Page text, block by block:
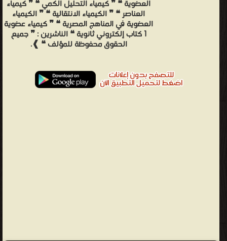
العضوية ❝ ❞ كيمياء التحليل الكمي ❝ ❞ كيمياء
العناصر ❝ ❞ الكيمياء الانتقالية ❝ ❞ الكيمياء
العضوية في المناهج المصرية ❝ ❞ كيمياء عضوية
1 كتاب إلكتروني ثانوية ❝ الناشرين : ❞ جميع
الحقوق محفوظة للمؤلف ❝ ❱.